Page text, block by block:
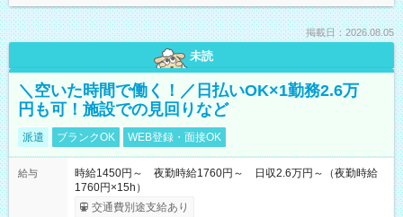
掲載日：2026.08.05
未読
＼空いた時間で働く！／日払いOK×1勤務2.6万
円も可！施設での見回りなど
派遣 ブランクOK WEB登録・面接OK
給与
時給1450円～ 夜勤時給1760円～ 日収2.6万円～（夜勤時給
1760円×15h）
交通費別途支給あり